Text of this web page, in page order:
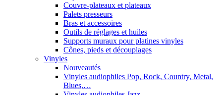
Couvre-plateaux et plateaux
Palets presseurs
Bras et accessoires
Outils de réglages et huiles
Supports muraux pour platines vinyles
Cônes, pieds et découplages
Vinyles
Nouveautés
Vinyles audiophiles Pop, Rock, Country, Metal,
Blues,…